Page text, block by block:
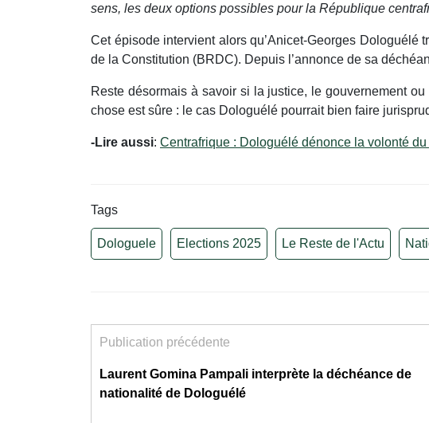
sens, les deux options possibles pour la République
Cet épisode intervient alors qu’Anicet-Georges
de la Constitution (BRDC). Depuis l’annonce de sa
Reste désormais à savoir si la justice, le gouvernement
chose est sûre : le cas Dologuélé pourrait bien faire
-Lire aussi: Centrafrique : Dologuélé dénonce la volonté
Tags
Dologuele Elections 2025 Le Reste de l'Actu
Publication précédente
Laurent Gomina Pampali interprète la déchéance de
nationalité de Dologuélé